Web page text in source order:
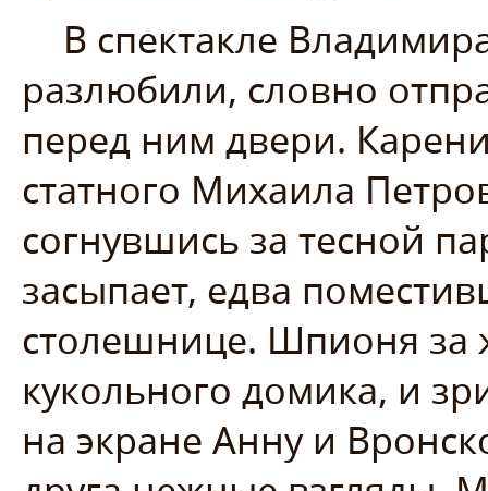
В спектакле
разлюбили, словно
перед ним двери.
статного Михаила
согнувшись за тесной
засыпает, едва
столешнице. Шпионя за
кукольного домика, и
на экране Анну и